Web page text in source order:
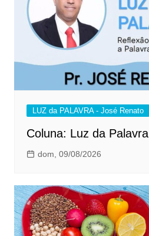
LUZ da PALAVRA - José Renato
Coluna: Luz da Palavra
dom, 09/08/2026